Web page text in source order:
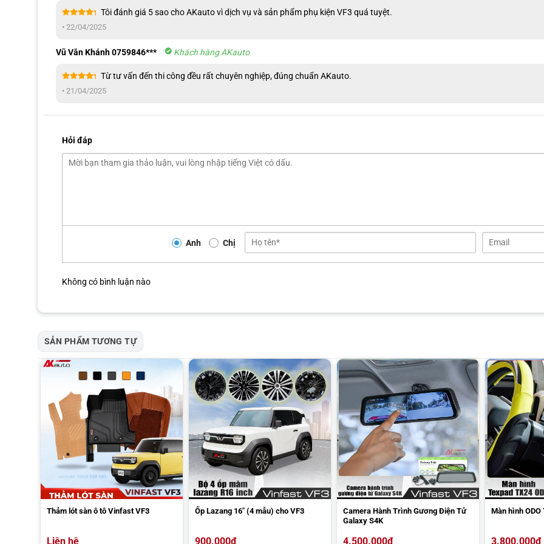
SẢN PHẨM TƯƠNG TỰ
Thảm lót sàn ô tô Vinfast VF3
Liên hệ
Ốp Lazang 16″ (4 mẫu) cho VF3
900.000₫
Camera Hành Trình Gương Điện Tử
Galaxy S4K
4.500.000₫
Màn hình
3.800.000₫
Quy trình lắp bộ viền chân kính VF3 chi tiết
Đặt viền chân kính VF3 vào đúng vị trí đồng thời đảm bảo không có khe hở nào
Quy trình lắp đặt viền chân kính VF3 khá đơn giản và có thể thực hiện theo các bước sau:
Ướm thử sản phẩm: Đặt viền vào vị trí cần lắp để xác định đúng kích thước và hình dáng.
Lau sạch vị trí dán: Sử dụng khăn sạch để loại bỏ bụi bẩn và dầu mỡ ở khu vực sẽ dán viền.
hạng55
Tôi đánh giá 5 sao cho AKauto vì dịch vụ và sản phẩm phụ kiện VF3 quá tuyệt.
• 22/04/2025
Vũ Văn Khánh 0759846*** Khách hàng AKauto
hạng55
Từ tư vấn đến thi công đều rất chuyên nghiệp, đúng chuẩn AKauto.
• 21/04/2025
Hỏi đáp
Anh Chị
Không có bình luận nào